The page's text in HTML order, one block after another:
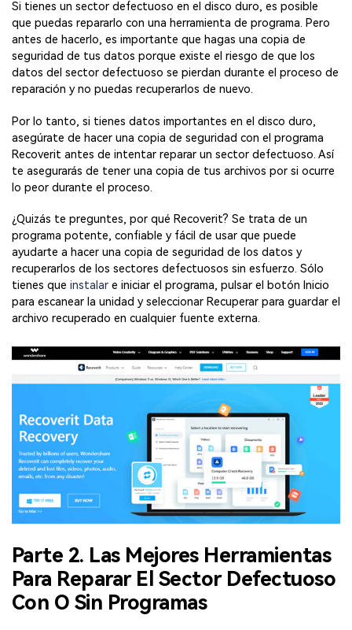
Si tienes un sector defectuoso en el disco duro, es posible
que puedas repararlo con una herramienta de programa. Pero
antes de hacerlo, es importante que hagas una copia de
seguridad de tus datos porque existe el riesgo de que los
datos del sector defectuoso se pierdan durante el proceso de
reparación y no puedas recuperarlos de nuevo.
Por lo tanto, si tienes datos importantes en el disco duro,
asegúrate de hacer una copia de seguridad con el programa
Recoverit antes de intentar reparar un sector defectuoso. Así
te asegurarás de tener una copia de tus archivos por si ocurre
lo peor durante el proceso.
¿Quizás te preguntes, por qué Recoverit? Se trata de un
programa potente, confiable y fácil de usar que puede
ayudarte a hacer una copia de seguridad de los datos y
recuperarlos de los sectores defectuosos sin esfuerzo. Sólo
tienes que instalar e iniciar el programa, pulsar el botón Inicio
para escanear la unidad y seleccionar Recuperar para guardar el
archivo recuperado en cualquier fuente externa.
Parte 2. Las Mejores Herramientas
Para Reparar El Sector Defectuoso
Con O Sin Programas